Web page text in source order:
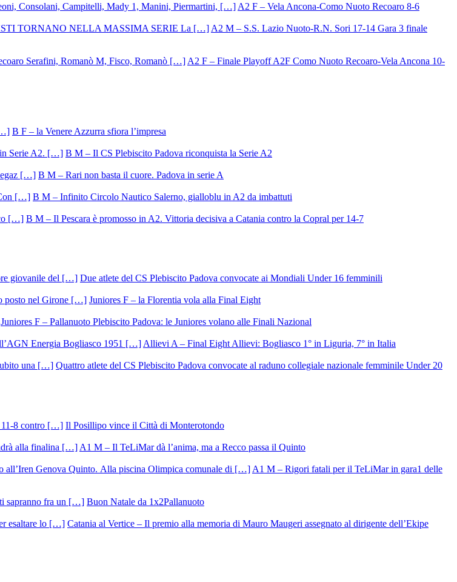
A2 F – Vela Ancona-Como Nuoto Recoaro 8-6
A2 M – S.S. Lazio Nuoto-R.N. Sori 17-14 Gara 3 finale
A2 F – Finale Playoff A2F Como Nuoto Recoaro-Vela Ancona 10-
B F – la Venere Azzurra sfiora l’impresa
B M – Il CS Plebiscito Padova riconquista la Serie A2
B M – Rari non basta il cuore. Padova in serie A
B M – Infinito Circolo Nautico Salerno, gialloblu in A2 da imbattuti
B M – Il Pescara è promosso in A2. Vittoria decisiva a Catania contro la Copral per 14-7
Due atlete del CS Plebiscito Padova convocate ai Mondiali Under 16 femminili
Juniores F – la Florentia vola alla Final Eight
Juniores F – Pallanuoto Plebiscito Padova: le Juniores volano alle Finali Nazional
Allievi A – Final Eight Allievi: Bogliasco 1° in Liguria, 7° in Italia
Quattro atlete del CS Plebiscito Padova convocate al raduno collegiale nazionale femminile Under 20
Il Posillipo vince il Città di Monterotondo
A1 M – Il TeLiMar dà l’anima, ma a Recco passa il Quinto
A1 M – Rigori fatali per il TeLiMar in gara1 delle
Buon Natale da 1x2Pallanuoto
Catania al Vertice – Il premio alla memoria di Mauro Maugeri assegnato al dirigente dell’Ekipe